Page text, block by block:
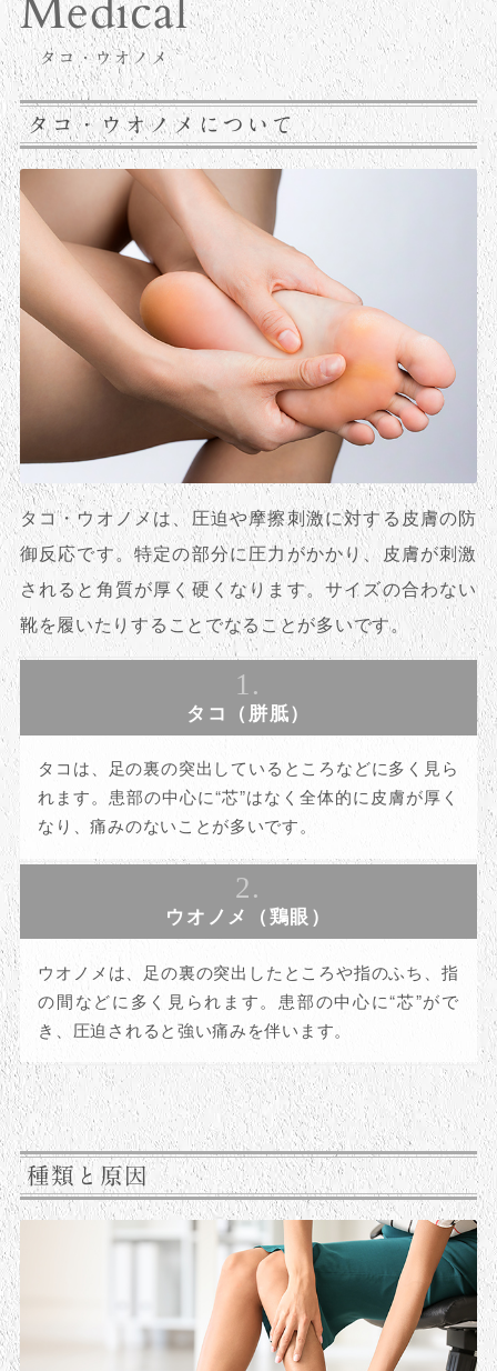
タコ・ウオノメ
タコ・ウオノメについて
タコ・ウオノメは、圧迫や摩擦刺激に対する皮膚の防
御反応です。特定の部分に圧力がかかり、皮膚が刺激
されると角質が厚く硬くなります。サイズの合わない
靴を履いたりすることでなることが多いです。
1.
タコ（胼胝）
タコは、足の裏の突出しているところなどに多く見ら
れます。患部の中心に“芯”はなく全体的に皮膚が厚く
なり、痛みのないことが多いです。
2.
ウオノメ（鶏眼）
ウオノメは、足の裏の突出したところや指のふち、指
の間などに多く見られます。患部の中心に“芯”がで
き、圧迫されると強い痛みを伴います。
種類と原因